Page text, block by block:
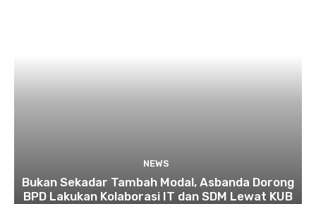
NEWS
Bukan Sekadar Tambah Modal, Asbanda Dorong
BPD Lakukan Kolaborasi IT dan SDM Lewat KUB